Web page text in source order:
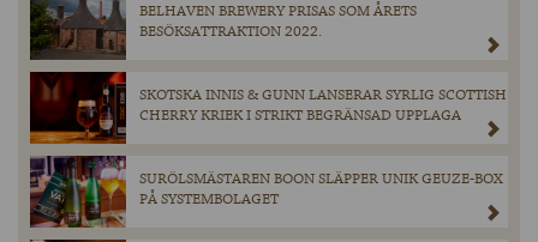
BELHAVEN BREWERY PRISAS SOM ÅRETS
BESÖKSATTRAKTION 2022.
SKOTSKA INNIS & GUNN LANSERAR SYRLIG SCOTTISH
CHERRY KRIEK I STRIKT BEGRÄNSAD UPPLAGA
SURÖLSMÄSTAREN BOON SLÄPPER UNIK GEUZE-BOX
PÅ SYSTEMBOLAGET